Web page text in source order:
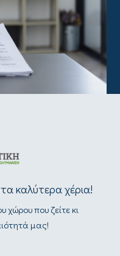
καλύτερα χέρια!
χώρου που ζείτε κι
μας!